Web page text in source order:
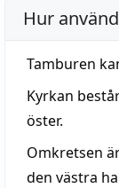
Hur
Tamburen
Kyrkan
öster.
Omkretsen
den västra